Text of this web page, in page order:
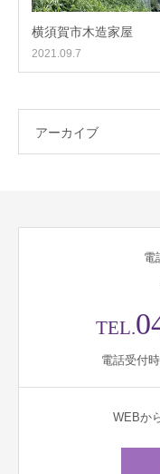
横須賀市木造家屋
2021.09.7
アーカイブ
電
TEL.
電話受付
WEBか